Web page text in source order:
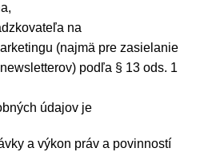
na
(najmä pre zasielanie
podľa § 13 ods. 1
údajov je
a výkon práv a povinností